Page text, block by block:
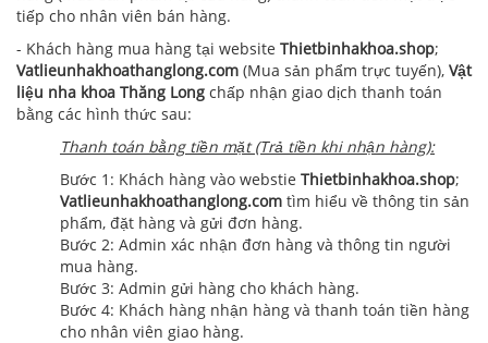
tiếp cho nhân viên bán hàng.
- Khách hàng mua hàng tại website Thietbinhakhoa.shop;
Vatlieunhakhoathanglong.com (Mua sản phẩm trực tuyến), Vật
liệu nha khoa Thăng Long chấp nhận giao dịch thanh toán
bằng các hình thức sau:
Thanh toán bằng tiền mặt (Trả tiền khi nhận hàng):
Bước 1: Khách hàng vào webstie Thietbinhakhoa.shop;
Vatlieunhakhoathanglong.com tìm hiểu về thông tin sản
phẩm, đặt hàng và gửi đơn hàng.
Bước 2: Admin xác nhận đơn hàng và thông tin người
mua hàng.
Bước 3: Admin gửi hàng cho khách hàng.
Bước 4: Khách hàng nhận hàng và thanh toán tiền hàng
cho nhân viên giao hàng.